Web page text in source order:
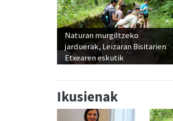
Naturan murgiltzeko
jarduerak, Leizaran Bisitarien
Etxearen eskutik
Ikusienak